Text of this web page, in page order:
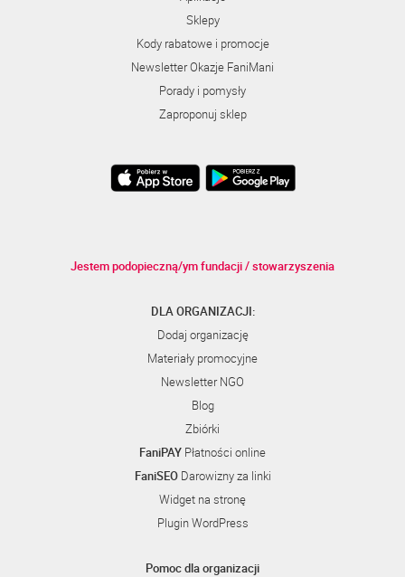
Sklepy
Kody rabatowe i promocje
Newsletter Okazje FaniMani
Porady i pomysły
Zaproponuj sklep
Jestem podopieczną/ym fundacji / stowarzyszenia
DLA ORGANIZACJI:
Dodaj organizację
Materiały promocyjne
Newsletter NGO
Blog
Zbiórki
FaniPAY Płatności online
FaniSEODarowizny za linki
Widget na stronę
Plugin WordPress
Pomoc dla organizacji